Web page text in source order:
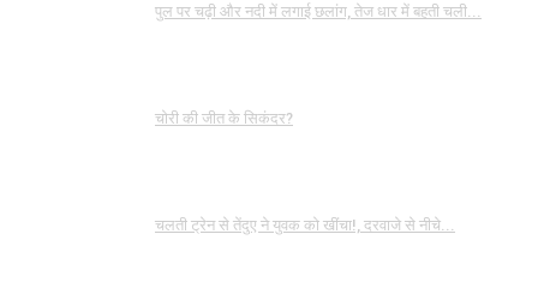
पुल पर चढ़ी और नदी में लगाई छलांग, तेज धार में बहती चली...
चोरी की जीत के सिकंदर?
चलती ट्रेन से तेंदुए ने युवक को खींचा!, दरवाजे से नीचे...